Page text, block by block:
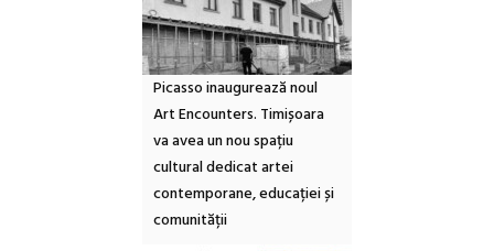
Picasso inaugurează noul
Art Encounters. Timișoara
va avea un nou spațiu
cultural dedicat artei
contemporane, educației și
comunității